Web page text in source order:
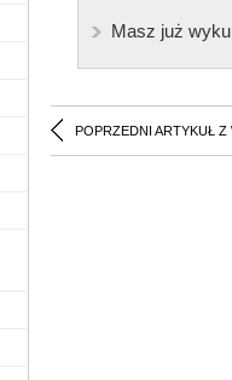
Masz już
POPRZEDNI ARTYKUŁ Z